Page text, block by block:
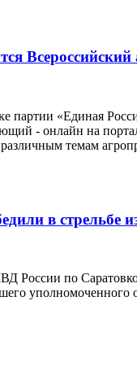
Всероссийский
партии «Единая
- онлайн на
различным темам
в стрельбе
России по